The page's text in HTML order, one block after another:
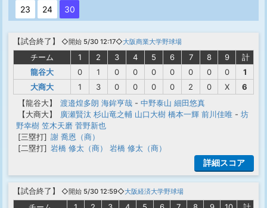
23
24 30
【試合終了 】 ◇開始 5/30 12:17◇大阪商業大学野球場
チーム 1 2 3 4 5 6 7 8 9
計
龍谷大
0 1 0 0 0 0 0 0 0
1
大商大
1 3 0 0 0 0 2 0 X
6
【龍谷大】
渡邉煌多朗 海鉾亨哉 - 中野泰山 細田悠真
【大商大】
廣瀬賢汰 杉山竜之輔 山口大樹 橋本一輝 前川佳唯 - 坊
野幸樹 笠木天磨 菅野新也
[三塁打] 謝 喬恩（商）
[二塁打] 岩橋 修太（商） 岩橋 修太（商）
詳細スコア
【試合終了 】 ◇開始 5/30 12:59◇大阪経済大学野球場